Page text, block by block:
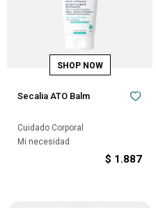
Secalia ATO Balm
Cuidado Corporal
Mi necesidad
$ 1.887